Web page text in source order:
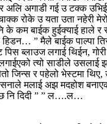
अलि अगाडी गई उ टक्क
रोके उ यता उता नहेरी
कम बाईक हुईक्याई हाले र
हिडन… ” मैले बाईक पाल्पा
पिस ब्लाउज लगाई थिईन,
त्यो साडीले
जिन्स र पहेलो भेस्टमा
मलाई अझ मदहोश
नि दिदी ” ” ल….ल…